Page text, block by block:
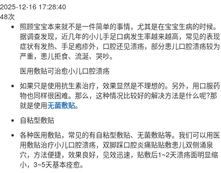
2025-12-16 17:28:40
48次
照顾宝宝本来就不是一件简单的事情，尤其是在宝宝生病的时候。
据调查发现，近几年的小儿手足口病发生率越来越高，常见的表现
症状有发热、手足疱疹外，口腔还见溃疡，部分患儿口腔溃疡较为
严重，患儿拒食、流涎、哭吵。
医用敷贴可治愈小儿口腔溃疡
如果只是使用抗生素治疗，效果显然是不理想的。另外，用口服药
物也同样很困难。那么，这种情况比较好的解决方法是什么呢?那
就是使用无菌敷贴。
自粘型敷贴
各种医用敷贴，常见的有自粘型敷贴、无菌敷贴等。我们可以用医
用敷贴治疗小儿口腔溃疡，双脚踩口腔炎痛贴贴敷患儿双侧涌泉
穴，方法便捷，效果良好，见效迅速，贴敷后1~2天溃疡面明显缩
小，3~5天基本痊愈。